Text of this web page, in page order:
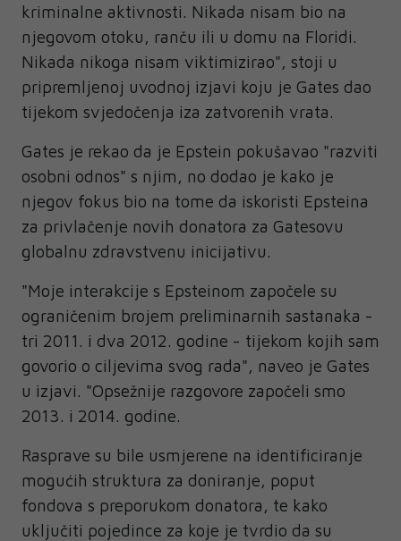
kriminalne aktivnosti. Nikada nisam bio na
njegovom otoku, ranču ili u domu na Floridi.
Nikada nikoga nisam viktimizirao", stoji u
pripremljenoj uvodnoj izjavi koju je Gates dao
tijekom svjedočenja iza zatvorenih vrata.
Gates je rekao da je Epstein pokušavao "razviti
osobni odnos" s njim, no dodao je kako je
njegov fokus bio na tome da iskoristi Epsteina
za privlačenje novih donatora za Gatesovu
globalnu zdravstvenu inicijativu.
"Moje interakcije s Epsteinom započele su
ograničenim brojem preliminarnih sastanaka -
tri 2011. i dva 2012. godine - tijekom kojih sam
govorio o ciljevima svog rada", naveo je Gates
u izjavi. "Opsežnije razgovore započeli smo
2013. i 2014. godine.
Rasprave su bile usmjerene na identificiranje
mogućih struktura za doniranje, poput
fondova s preporukom donatora, te kako
uključiti pojedince za koje je tvrdio da su